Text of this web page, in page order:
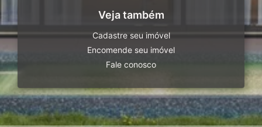
Veja também
Cadastre seu imóvel
Encomende seu imóvel
Fale conosco